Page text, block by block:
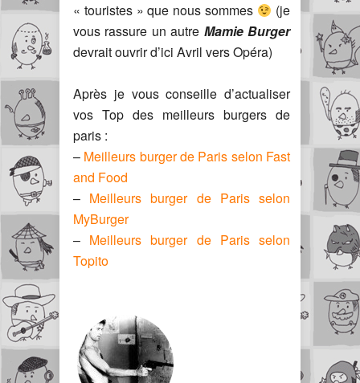
« touristes » que nous sommes
(je
vous rassure un autre Mamie Burger
devrait ouvrir d’ici Avril vers Opéra)
Après je vous conseille d’actualiser
vos Top des meilleurs burgers de
paris :
– Meilleurs burger de Paris selon Fast
and Food
– Meilleurs burger de Paris selon
MyBurger
– Meilleurs burger de Paris selon
Topito